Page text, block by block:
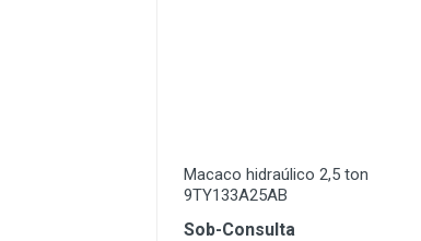
Macaco hidraúlico 2,5 ton
9TY133A25AB
Sob-Consulta